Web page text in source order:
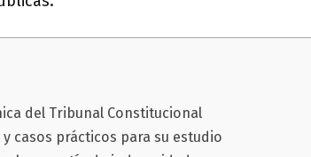
del Tribunal Constitucional
casos prácticos para su estudio